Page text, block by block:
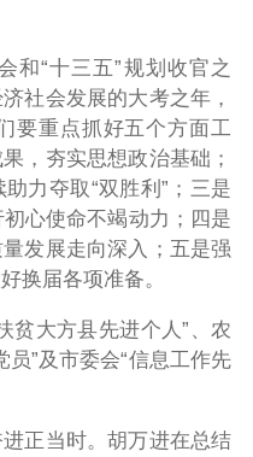
和“十三五”规划收官之
社会发展的大考之年，
要重点抓好五个方面工
，夯实思想政治基础；
力夺取“双胜利”；三是
心使命不竭动力；四是
发展走向深入；五是强
换届各项准备。
贫大方县先进个人”、农
”及市委会“信息工作先
正当时。胡万进在总结